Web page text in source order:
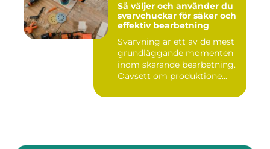
Så väljer och använder du
svarvchuckar för säker och
effektiv bearbetning
Svarvning är ett av de mest
grundläggande momenten
inom skärande bearbetning.
Oavsett om produktione...